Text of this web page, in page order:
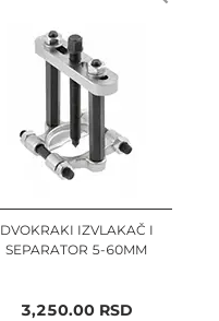
DVOKRAKI IZVLAKAČ I
SEPARATOR 5-60MM
3,250.00RSD